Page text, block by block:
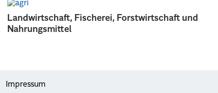
Landwirtschaft, Fischerei, Forstwirtschaft und
Nahrungsmittel
Impressum